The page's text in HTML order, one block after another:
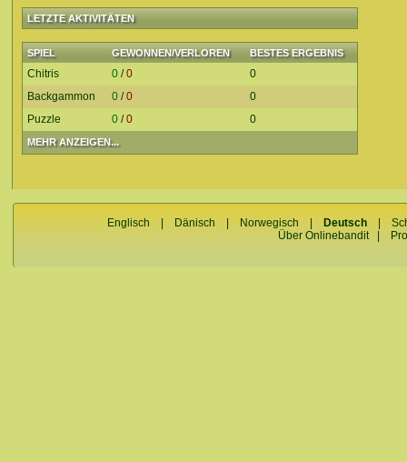
LETZTE AKTIVITÄTEN
SPIEL GEWONNEN/VERLOREN BESTES ERGEBNIS
MEHR ANZEIGEN...
Chitris 0 /0
0
Backgammon
0 /0
0
Puzzle
0 /0 0
Englisch Dänisch Norwegisch Deutsch |
Über Onlinebandit|